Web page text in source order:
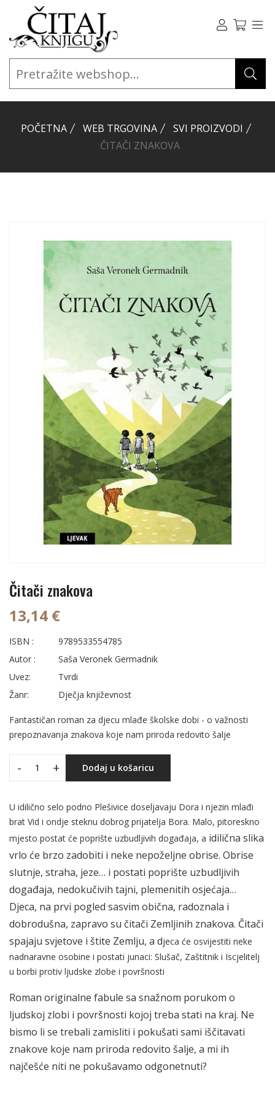
POČETNA WEB TRGOVINA
SVI PROIZVODI
ČITAČI ZNAKOVA
Čitači znakova
13,14 €
ISBN :
9789533554785
Autor :
Saša Veronek Germadnik
Uvez:
Tvrdi
Žanr:
Dječja književnost
Fantastičan roman za djecu mlađe školske dobi - o važnosti
prepoznavanja znakova koje nam priroda redovito šalje
- + Dodaj u košaricu
U idilično selo podno Plešivice doseljavaju Dora i njezin mlađi
brat Vid i ondje steknu dobrog prijatelja Bora. Malo, pitoreskno
mjesto postat će poprište uzbudljivih događaja, a idilična slika
vrlo će brzo zadobiti i neke nepoželjne obrise. Obrise
slutnje, straha, jeze… i postati poprište uzbudljivih
događaja, nedokučivih tajni, plemenitih osjećaja…
Djeca, na prvi pogled sasvim obična, radoznala i
dobrodušna, zapravo su čitači Zemljinih znakova. Čitači
spajaju svjetove i štite Zemlju, a djeca će osvijestiti neke
nadnaravne osobine i postati junaci: Slušač, Zaštitnik i Iscjelitelj
u borbi protiv ljudske zlobe i površnosti
Roman originalne fabule sa snažnom porukom o
ljudskoj zlobi i površnosti kojoj treba stati na kraj. Ne
bismo li se trebali zamisliti i pokušati sami iščitavati
znakove koje nam priroda redovito šalje, a mi ih
najčešće niti ne pokušavamo odgonetnuti?